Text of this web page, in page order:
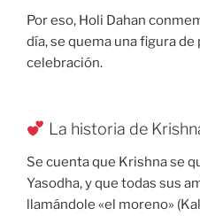
Por eso, Holi Dahan
día, se quema una figura
celebración.
La historia de
Se cuenta que Krishna se
Yasodha, y que todas sus
llamándole «el moreno»